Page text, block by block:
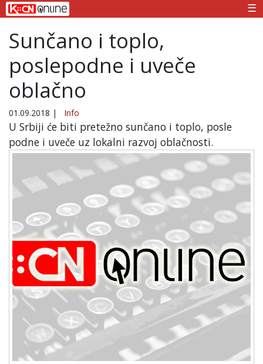
☰
Sunčano i toplo,
poslepodne i uveče
oblačno
01.09.2018 | Info
U Srbiji će biti pretežno sunčano i toplo, posle
podne i uveče uz lokalni razvoj oblačnosti.